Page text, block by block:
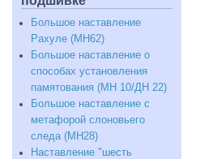
Большое наставление
Рахуле (МН62)
Большое наставление о
способах установления
памятования (МН 10/ДН 22)
Большое наставление с
метафорой слоновьего
следа (МН28)
Наставление "шесть